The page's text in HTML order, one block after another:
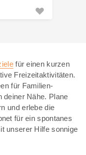
für einen kurzen
Freizeitaktivitäten.
für Familien-
deiner Nähe. Plane
und erlebe die
für ein spontanes
unserer Hilfe sonnige